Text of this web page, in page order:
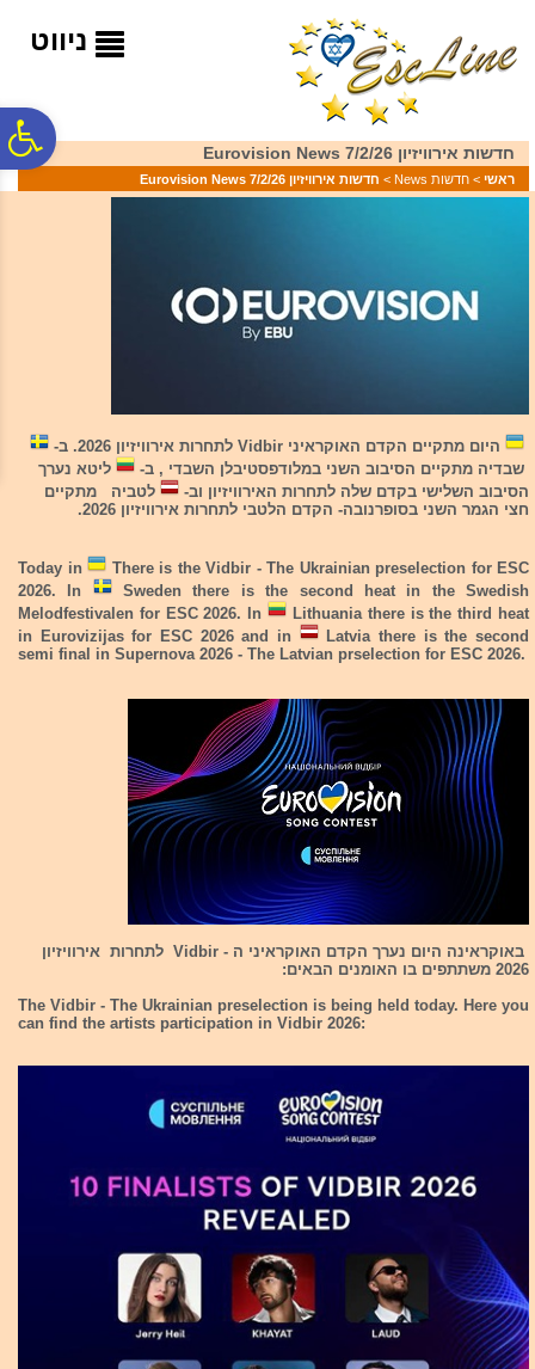
המרכזי
ניווט
חדשות אירוויזיון 7/2/26 Eurovision News
ראשי > חדשות News > חדשות אירוויזיון 7/2/26 Eurovision News
היום מתקיים הקדם האוקראיני Vidbir לתחרות אירוויזיון 2026. ב-
שבדיה מתקיים הסיבוב השני במלודפסטיבלן השבדי , ב-
ליטא נערך
הסיבוב השלישי בקדם שלה לתחרות האירוויזיון וב-
לטביה מתקיים
חצי הגמר השני בסופרנובה- הקדם הלטבי לתחרות אירוויזיון 2026.
Today in
There is the Vidbir - The Ukrainian preselection for ESC
2026. In
Sweden there is the second heat in the Swedish
Melodfestivalen for ESC 2026. In
Lithuania there is the third heat
in Eurovizijas for ESC 2026 and in
Latvia there is the second
semi final in Supernova 2026 - The Latvian prselection for ESC 2026.
באוקראינה היום נערך הקדם האוקראיני ה - Vidbir לתחרות אירוויזיון
2026 משתתפים בו האומנים הבאים:
The Vidbir - The Ukrainian preselection is being held today. Here you
can find the artists participation in Vidbir 2026: